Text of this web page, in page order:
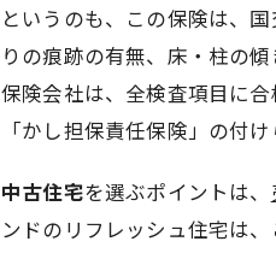
というのも、この保険は、
りの痕跡の有無、床・柱の
保険会社は、全検査項目に
「かし担保責任保険」の付
中古住宅を選ぶポイントは、
ンドのリフレッシュ住宅は